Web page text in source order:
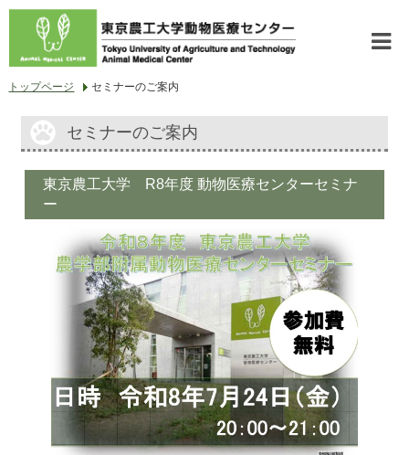
NEWS セミナーのご案内
研修医について 動物病院の皆様へ
愛玩動物看護師募集 窓口受付募集
病院補助員募集 特任助教の公募
献血ボラのお願い
アクセス お問い合せ
関連サイト
トップページ セミナーのご案内
セミナーのご案内
東京農工大学 R8年度 動物医療センターセミナ
ー